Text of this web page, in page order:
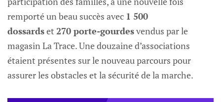
remporté un beau succès avec 1 500
dossardset 270 porte-gourdesvendus par le
magasin La Trace. Une douzaine d’associations
étaient présentes sur le nouveau parcours pour
assurer les obstacles et la sécurité de la marche.